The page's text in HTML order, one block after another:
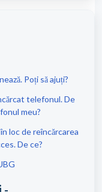
Poți să ajuți?
telefonul. De
meu?
loc de reîncărcarea
De ce?